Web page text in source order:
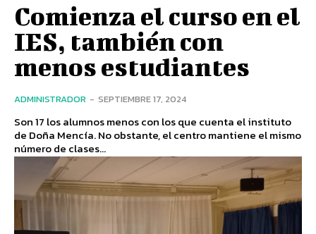
Comienza el curso en el
IES, también con
menos estudiantes
ADMINISTRADOR - SEPTIEMBRE 17, 2024
Son 17 los alumnos menos con los que cuenta el instituto
de Doña Mencía. No obstante, el centro mantiene el mismo
número de clases...